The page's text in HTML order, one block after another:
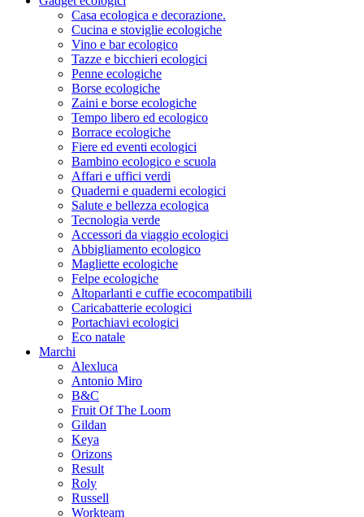
Casa ecologica e decorazione.
Cucina e stoviglie ecologiche
Vino e bar ecologico
Tazze e bicchieri ecologici
Penne ecologiche
Borse ecologiche
Zaini e borse ecologiche
Tempo libero ed ecologico
Borrace ecologiche
Fiere ed eventi ecologici
Bambino ecologico e scuola
Affari e uffici verdi
Quaderni e quaderni ecologici
Salute e bellezza ecologica
Tecnologia verde
Accessori da viaggio ecologici
Abbigliamento ecologico
Magliette ecologiche
Felpe ecologiche
Altoparlanti e cuffie ecocompatibili
Caricabatterie ecologici
Portachiavi ecologici
Eco natale
Marchi
Alexluca
Antonio Miro
B&C
Fruit Of The Loom
Gildan
Keya
Orizons
Result
Roly
Russell
Workteam